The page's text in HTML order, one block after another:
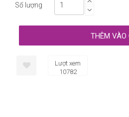
Số lượng
Lượt xem
10782